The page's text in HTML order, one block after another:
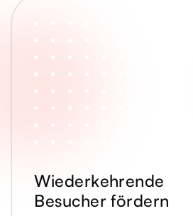
Wiederkehrende
Besucher fördern